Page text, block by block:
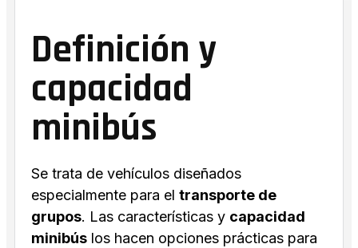
Definición y
capacidad
minibús
Se trata de vehículos diseñados
especialmente para el transporte de
grupos. Las características y capacidad
minibús los hacen opciones prácticas para